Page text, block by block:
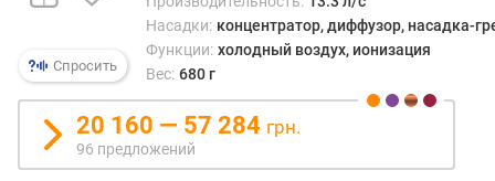
к
ш
е
в
ы
м
Спросить
Wavy
Gift
Edition
Насадки: концентратор, диффузор, насадка-
Функции: холодный воздух, ионизация
Вес: 680 г
20 160 — 57 284 грн.
96 предложений